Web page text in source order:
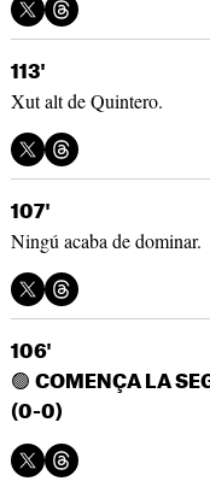
113'
Xut alt de Quintero.
107'
Ningú acaba de dominar.
106'
🟢 COMENÇA LA
(0-0)